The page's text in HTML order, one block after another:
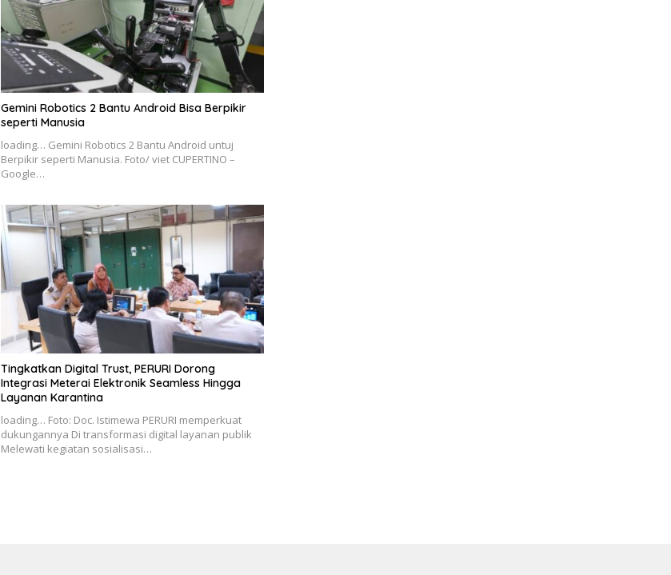
Gemini Robotics 2 Bantu Android Bisa Berpikir
seperti Manusia
loading… Gemini Robotics 2 Bantu Android untuj
Berpikir seperti Manusia. Foto/ viet CUPERTINO –
Google…
Tingkatkan Digital Trust, PERURI Dorong
Integrasi Meterai Elektronik Seamless Hingga
Layanan Karantina
loading… Foto: Doc. Istimewa PERURI memperkuat
dukungannya Di transformasi digital layanan publik
Melewati kegiatan sosialisasi…